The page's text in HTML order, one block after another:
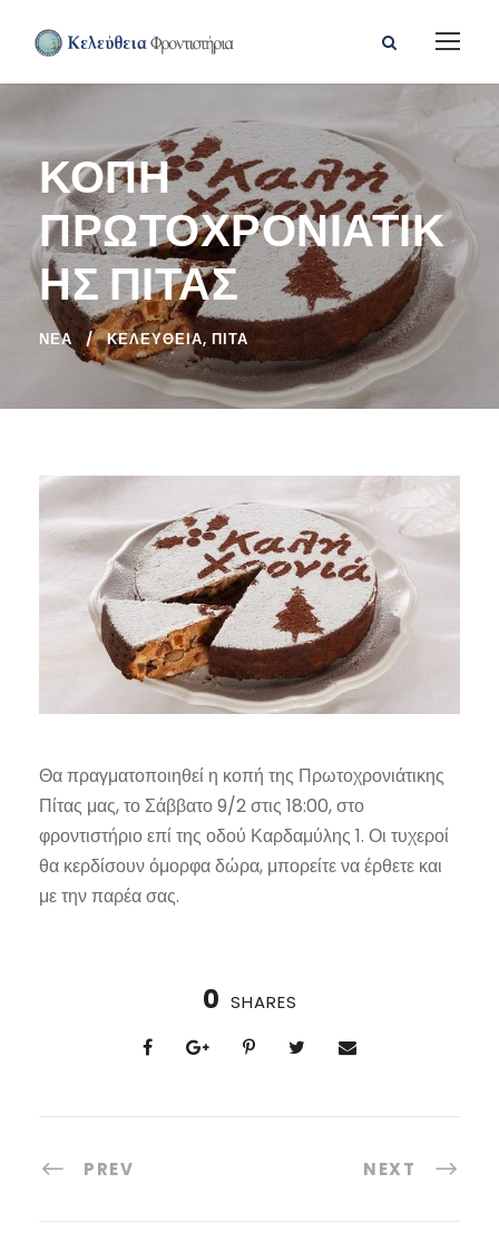
ΚΟΠΗ
ΠΡΩΤΟΧΡΟΝΙΑΤΙΚ
ΗΣ ΠΙΤΑΣ
ΝΈΑ ΚΕΛΕΎΘΕΙΑ, ΠΊΤΑ
Θα πραγματοποιηθεί η κοπή της Πρωτοχρονιάτικης
Πίτας μας, το Σάββατο 9/2 στις 18:00, στο
φροντιστήριο επί της οδού Καρδαμύλης 1. Οι τυχεροί
θα κερδίσουν όμορφα δώρα, μπορείτε να έρθετε και
με την παρέα σας.
0 SHARES
PREV NEXT